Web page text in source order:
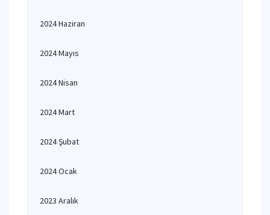
2024 Haziran
2024 Mayıs
2024 Nisan
2024 Mart
2024 Şubat
2024 Ocak
2023 Aralık